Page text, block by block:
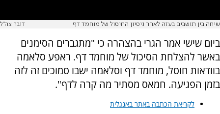
שיחה בין תושבים בעזה לאחר ניסיון החיסול של מוחמד דף דובר צה"ל
ביום שישי אמר הגרי בהצהרה כי "מתגברים הסימנים
באשר להצלחת הסיכול של מוחמד דף. ראפע סלאמה
בוודאות חוסל, מוחמד דף וסלאמה ישבו סמוכים זה לזה
בזמן הפגיעה. חמאס מסתיר מה קרה לדף".
לקריאת הכתבה באתר באנגלית